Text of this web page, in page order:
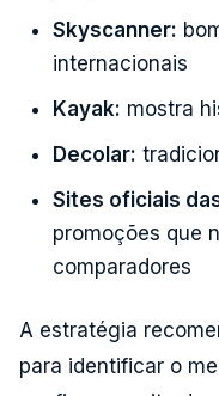
Skyscanner:
internacionais
Kayak: mostra
Decolar:
Sites oficiais
promoções que
comparadores
A estratégia
para identificar o